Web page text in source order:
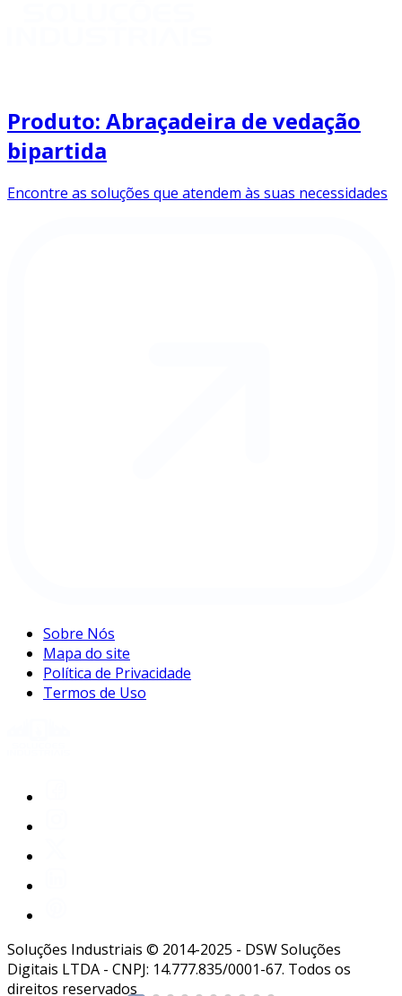
Produto: Abraçadeira de vedação
bipartida
Encontre as soluções que atendem às suas necessidades
Sobre Nós
Mapa do site
Política de Privacidade
Termos de Uso
Soluções Industriais © 2014-2025 - DSW Soluções
Digitais LTDA - CNPJ: 14.777.835/0001-67. Todos os
direitos reservados